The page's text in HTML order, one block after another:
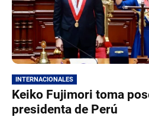
INTERNACIONALES
Keiko Fujimori toma
presidenta de Perú